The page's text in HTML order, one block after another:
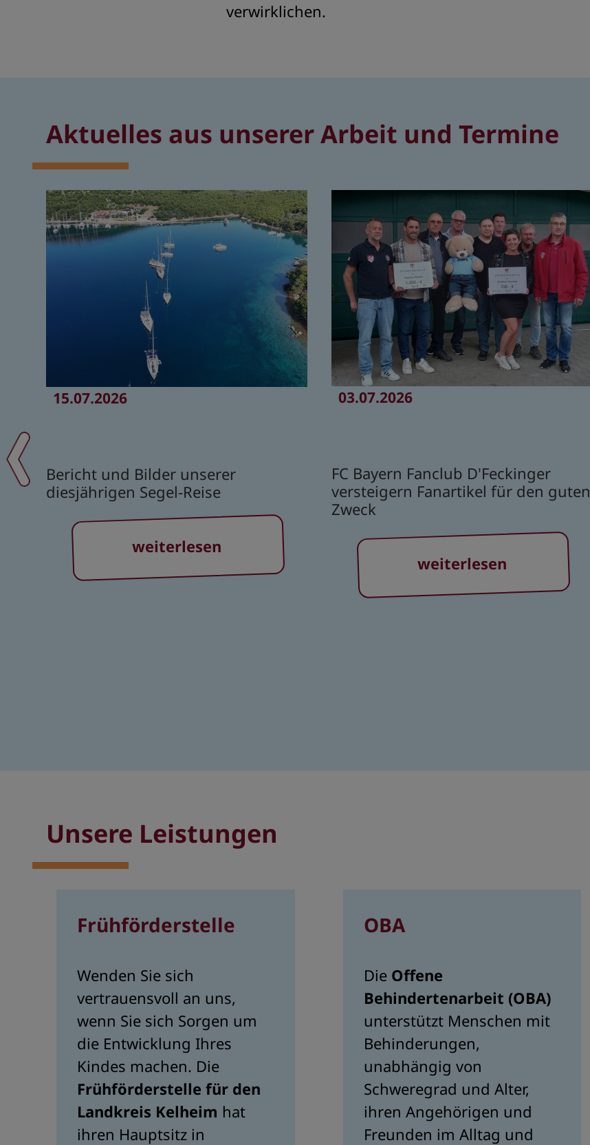
verwirklichen.
Aktuelles aus unserer Arbeit und Termine
15.07.2026
Bericht und Bilder unserer
diesjährigen Segel-Reise
weiterlesen
03.07.2026
FC Bayern Fanclub D'Feckinger
versteigern Fanartikel für den guten
Zweck
weiterlesen
Unsere Leistungen
Frühförderstelle
Wenden Sie sich
vertrauensvoll an uns,
wenn Sie sich Sorgen um
die Entwicklung Ihres
Kindes machen. Die
Frühförderstelle für den
Landkreis Kelheim hat
ihren Hauptsitz in
OBA
Die Offene
Behindertenarbeit (OBA)
unterstützt Menschen mit
Behinderungen,
unabhängig von
Schweregrad und Alter,
ihren Angehörigen und
Freunden im Alltag und